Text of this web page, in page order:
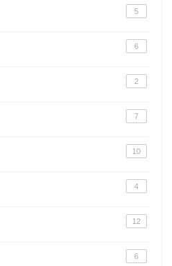
5
6
2
7
10
4
12
6